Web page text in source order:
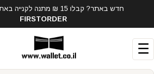
חדש באתר? קבלו 15 ₪ מתנה לקנייה באתר. קוד קופון:
FIRSTORDER
☰